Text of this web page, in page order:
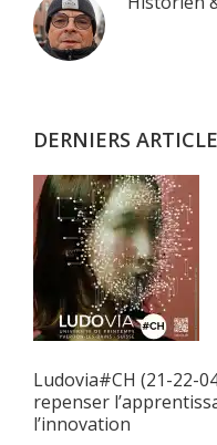
latérale
DERNIERS
Ludovia#CH (21-22-
repenser
l’innovation